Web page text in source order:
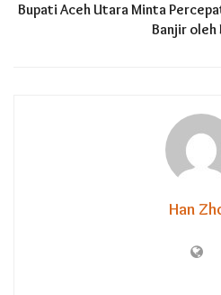
Bupati Aceh Utara Minta
Banjir oleh
Han